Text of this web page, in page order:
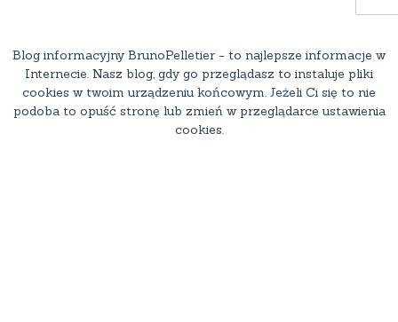
Blog informacyjny BrunoPelletier - to najlepsze informacje w
Internecie. Nasz blog, gdy go przeglądasz to instaluje pliki
cookies w twoim urządzeniu końcowym. Jeżeli Ci się to nie
podoba to opuść stronę lub zmień w przeglądarce ustawienia
cookies.